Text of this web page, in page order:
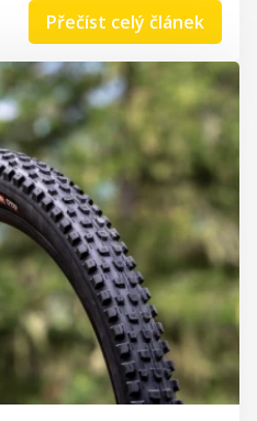
Přečíst celý článek